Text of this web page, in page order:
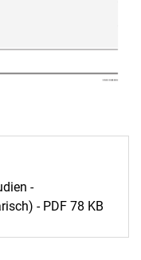
-
- PDF 78 KB